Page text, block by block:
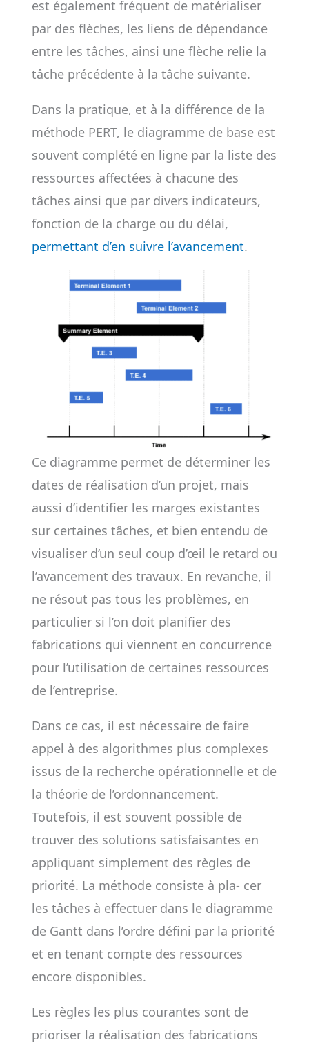
est également fréquent de matérialiser
par des flèches, les liens de dépendance
entre les tâches, ainsi une flèche relie la
tâche précédente à la tâche suivante.
Dans la pratique, et à la différence de la
méthode PERT, le diagramme de base est
souvent complété en ligne par la liste des
ressources affectées à chacune des
tâches ainsi que par divers indicateurs,
fonction de la charge ou du délai,
permettant d’en suivre l’avancement.
Ce diagramme permet de déterminer les
dates de réalisation d’un projet, mais
aussi d’identifier les marges existantes
sur certaines tâches, et bien entendu de
visualiser d’un seul coup d’œil le retard ou
l’avancement des travaux. En revanche, il
ne résout pas tous les problèmes, en
particulier si l’on doit planifier des
fabrications qui viennent en concurrence
pour l’utilisation de certaines ressources
de l’entreprise.
Dans ce cas, il est nécessaire de faire
appel à des algorithmes plus complexes
issus de la recherche opérationnelle et de
la théorie de l’ordonnancement.
Toutefois, il est souvent possible de
trouver des solutions satisfaisantes en
appliquant simplement des règles de
priorité. La méthode consiste à pla- cer
les tâches à effectuer dans le diagramme
de Gantt dans l’ordre défini par la priorité
et en tenant compte des ressources
encore disponibles.
Les règles les plus courantes sont de
prioriser la réalisation des fabrications